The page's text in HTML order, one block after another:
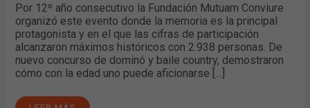
Por 12º año consecutivo la Fundación Mutuam Conviure
organizó este evento donde la memoria es la principal
protagonista y en el que las cifras de participación
alcanzaron máximos históricos con 2.938 personas. De
nuevo concurso de dominó y baile country, demostraron
cómo con la edad uno puede aficionarse […]